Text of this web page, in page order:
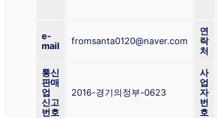
e-
mail
fromsanta0120@naver.com
연
락
처
통신
판매
업
신고
번호
2016-경기의정부-0623
사
업
자
번
호